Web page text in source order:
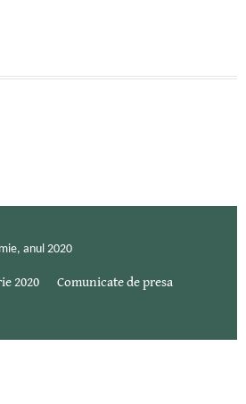
anul 2020
2020 Comunicate de presa